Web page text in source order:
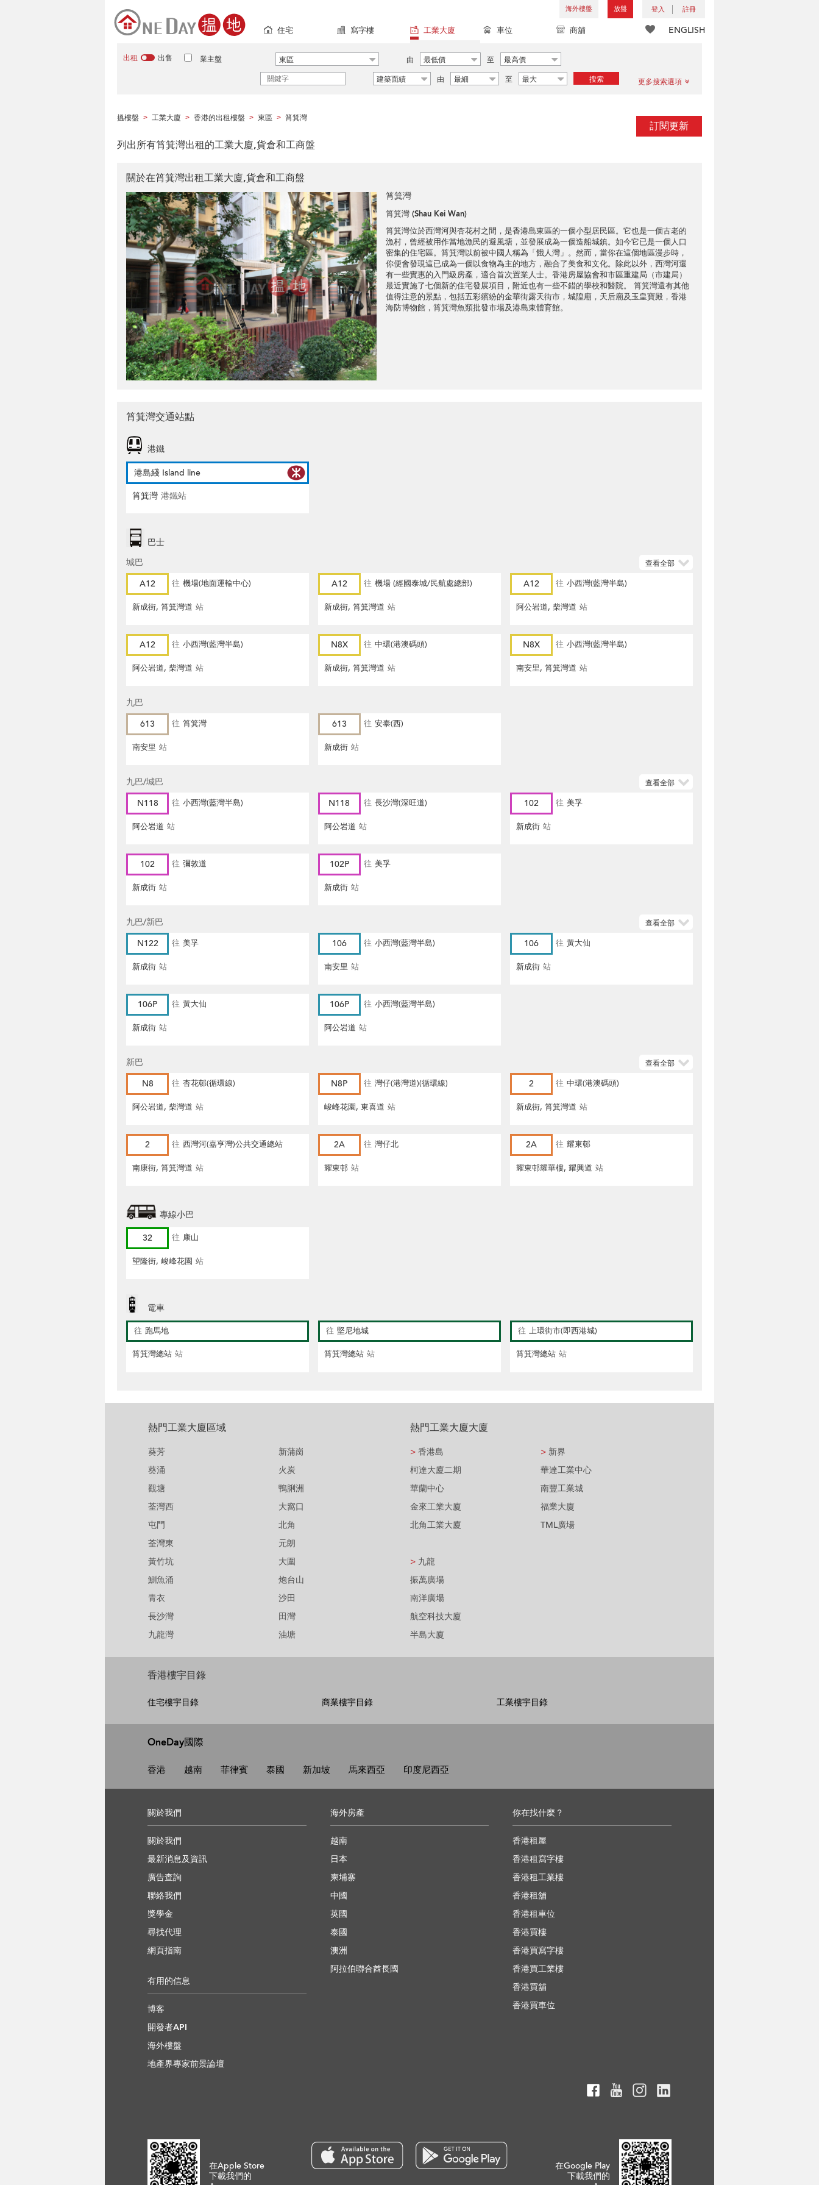
海外樓盤 放盤 登入 註冊
ENGLISH
住宅 寫字樓 工業大廈 車位 商舖
出租 出售 業主盤 東區 由 最低價 至
最高價
建築面績
由 最細 至 最大 搜索 更多搜索選項
搵樓盤 > 工業大廈 > 香港的出租樓盤 > 東區 > 筲箕灣
訂閱更新
列出所有筲箕灣出租的工業大廈,貨倉和工商盤
關於在筲箕灣出租工業大廈,貨倉和工商盤
筲箕灣
筲箕灣 (Shau Kei Wan)
筲箕灣位於西灣河與杏花村之間，是香港島東區的一個小型居民區。它也是一個古老的
漁村，曾經被用作當地漁民的避風塘，並發展成為一個造船城鎮。如今它已是一個人口
密集的住宅區。筲箕灣以前被中國人稱為「餓人灣」。然而，當你在這個地區漫步時，
你便會發現這已成為一個以食物為主的地方，融合了美食和文化。除此以外，西灣河還
有一些實惠的入門級房產，適合首次置業人士。香港房屋協會和市區重建局（市建局）
最近實施了七個新的住宅發展項目，附近也有一些不錯的學校和醫院。 筲箕灣還有其他
值得注意的景點，包括五彩繽紛的金華街露天街市，城隍廟，天后廟及玉皇寶殿，香港
海防博物館，筲箕灣魚類批發市場及港島東體育館。
筲箕灣交通站點
港鐵
港島綫 Island line
筲箕灣 港鐵站
巴士
城巴
A12
往 機場(地面運輸中心)
新成街, 筲箕灣道 站
A12 往 機場 (經國泰城/民航處總部)
新成街, 筲箕灣道 站
A12 往 小西灣(藍灣半島)
阿公岩道, 柴灣道 站
A12 往 小西灣(藍灣半島)
阿公岩道, 柴灣道 站
N8X 往 中環(港澳碼頭)
新成街, 筲箕灣道 站
N8X 往 小西灣(藍灣半島)
南安里, 筲箕灣道 站
查看全部
九巴
613
往 筲箕灣
南安里 站
613 往 安泰(西)
新成街 站
九巴/城巴
N118
往 小西灣(藍灣半島)
阿公岩道 站
N118 往 長沙灣(深旺道)
阿公岩道 站
102 往 美孚
新成街 站
102 往 彌敦道
新成街 站
102P 往 美孚
新成街 站
查看全部
九巴/新巴
N122
往 美孚
新成街 站
106 往 小西灣(藍灣半島)
南安里 站
106 往 黃大仙
新成街 站
106P 往 黃大仙
新成街 站
106P 往 小西灣(藍灣半島)
阿公岩道 站
查看全部
新巴
N8
往 杏花邨(循環線)
阿公岩道, 柴灣道 站
N8P 往 灣仔(港灣道)(循環線)
峻峰花園, 東喜道 站
2 往 中環(港澳碼頭)
新成街, 筲箕灣道 站
2 往 西灣河(嘉亨灣)公共交通總站
南康街, 筲箕灣道 站
2A 往 灣仔北
耀東邨 站
2A 往 耀東邨
耀東邨耀華樓, 耀興道 站
查看全部
專線小巴
32
往 康山
望隆街, 峻峰花園 站
電車
往 跑馬地
筲箕灣總站 站
往 堅尼地城
筲箕灣總站 站
往 上環街市(即西港城)
筲箕灣總站 站
熱門工業大廈區域
葵芳
葵涌
觀塘
荃灣西
屯門
荃灣東
黃竹坑
鰂魚涌
青衣
長沙灣
九龍灣
新蒲崗
火炭
鴨脷洲
大窩口
北角
元朗
大圍
炮台山
沙田
田灣
油塘
熱門工業大廈大廈
> 香港島
柯達大廈二期
華蘭中心
金來工業大廈
北角工業大廈
> 九龍
振萬廣場
南洋廣場
航空科技大廈
半島大廈
> 新界
華達工業中心
南豐工業城
福業大廈
TML廣場
香港樓宇目錄
住宅樓宇目錄 商業樓宇目錄 工業樓宇目錄
OneDay國際
香港 越南 菲律賓 泰國 新加坡 馬來西亞 印度尼西亞
關於我們
關於我們
最新消息及資訊
廣告查詢
聯絡我們
獎學金
尋找代理
網頁指南
有用的信息
博客
開發者API
海外樓盤
地產界專家前景論壇
海外房產
越南
日本
柬埔寨
中國
英國
泰國
澳洲
阿拉伯聯合酋長國
你在找什麼？
香港租屋
香港租寫字樓
香港租工業樓
香港租舖
香港租車位
香港買樓
香港買寫字樓
香港買工業樓
香港買舖
香港買車位
在Apple Store
下載我們的
在Google Play
下載我們的